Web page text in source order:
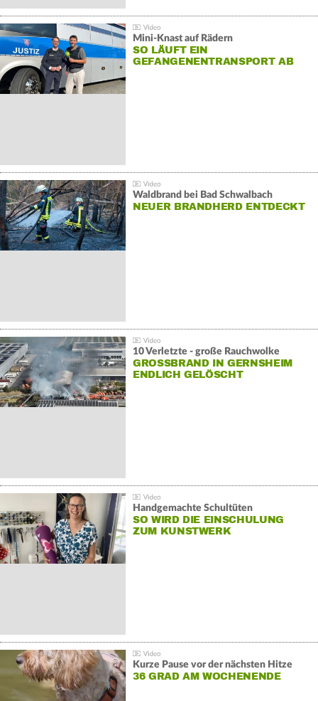
Mini-Knast auf Rädern
SO LÄUFT EIN
GEFANGENENTRANSPORT AB
Waldbrand bei Bad Schwalbach
NEUER BRANDHERD ENTDECKT
10 Verletzte - große Rauchwolke
GROSSBRAND IN GERNSHEIM E
NDLICH GELÖSCHT
Handgemachte Schultüten
SO WIRD DIE EINSCHULUNG
ZUM KUNSTWERK
Kurze Pause vor der nächsten Hitze
36 GRAD AM WOCHENENDE